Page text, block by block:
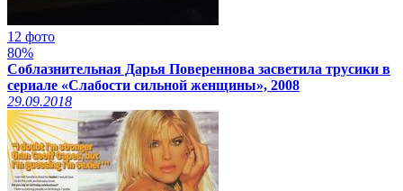
12 фото
80%
Соблазнительная Дарья Повереннова засветила трусики в
сериале «Слабости сильной женщины», 2008
29.09.2018